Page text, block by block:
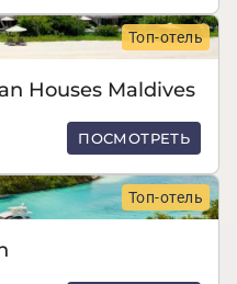
Топ-отель
Houses Maldives
ПОСМОТРЕТЬ
Топ-отель